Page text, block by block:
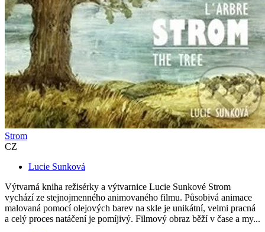
Strom
CZ
Lucie Sunková
Výtvarná kniha režisérky a výtvarnice Lucie Sunkové Strom
vychází ze stejnojmenného animovaného filmu. Působivá animace
malovaná pomocí olejových barev na skle je unikátní, velmi pracná
a celý proces natáčení je pomíjivý. Filmový obraz běží v čase a my...